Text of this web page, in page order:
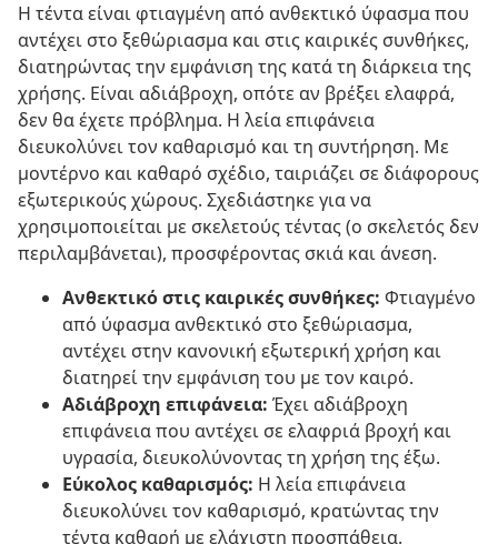
Η τέντα είναι φτιαγμένη από ανθεκτικό ύφασμα που
αντέχει στο ξεθώριασμα και στις καιρικές συνθήκες,
διατηρώντας την εμφάνιση της κατά τη διάρκεια της
χρήσης. Είναι αδιάβροχη, οπότε αν βρέξει ελαφρά,
δεν θα έχετε πρόβλημα. Η λεία επιφάνεια
διευκολύνει τον καθαρισμό και τη συντήρηση. Με
μοντέρνο και καθαρό σχέδιο, ταιριάζει σε διάφορους
εξωτερικούς χώρους. Σχεδιάστηκε για να
χρησιμοποιείται με σκελετούς τέντας (ο σκελετός δεν
περιλαμβάνεται), προσφέροντας σκιά και άνεση.
Ανθεκτικό στις καιρικές συνθήκες: Φτιαγμένο
από ύφασμα ανθεκτικό στο ξεθώριασμα,
αντέχει στην κανονική εξωτερική χρήση και
διατηρεί την εμφάνιση του με τον καιρό.
Αδιάβροχη επιφάνεια: Έχει αδιάβροχη
επιφάνεια που αντέχει σε ελαφριά βροχή και
υγρασία, διευκολύνοντας τη χρήση της έξω.
Εύκολος καθαρισμός: Η λεία επιφάνεια
διευκολύνει τον καθαρισμό, κρατώντας την
τέντα καθαρή με ελάχιστη προσπάθεια.